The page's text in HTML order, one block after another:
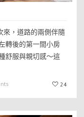
來，道路的兩側伴隨
轉後的第一間小房
舒服與親切感～這
24